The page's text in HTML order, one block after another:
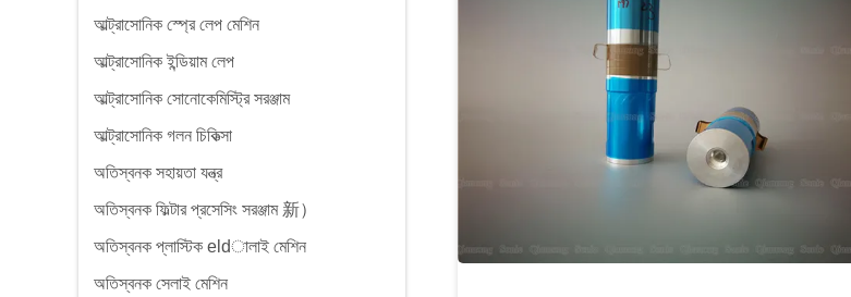
আল্ট্রাসোনিক স্প্রে লেপ মেশিন
আল্ট্রাসোনিক ইন্ডিয়াম লেপ
আল্ট্রাসোনিক সোনোকেমিস্ট্রি সরঞ্জাম
আল্ট্রাসোনিক গলন চিকিত্সা
অতিস্বনক সহায়তা যন্ত্র
অতিস্বনক ফিল্টার প্রসেসিং সরঞ্জাম 新）
অতিস্বনক প্লাস্টিক eldালাই মেশিন
অতিস্বনক সেলাই মেশিন